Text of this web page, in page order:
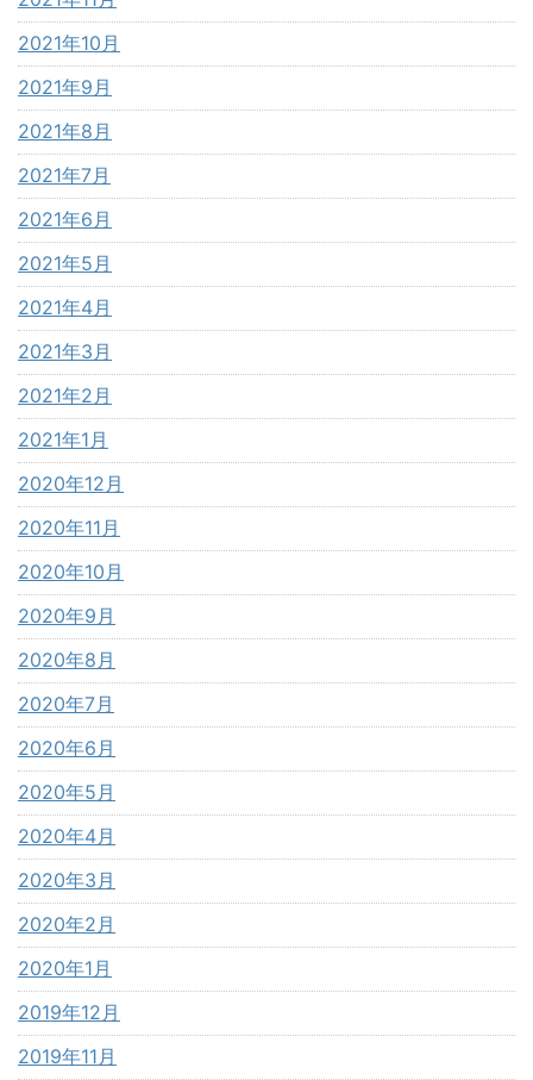
2021年10月
2021年9月
2021年8月
2021年7月
2021年6月
2021年5月
2021年4月
2021年3月
2021年2月
2021年1月
2020年12月
2020年11月
2020年10月
2020年9月
2020年8月
2020年7月
2020年6月
2020年5月
2020年4月
2020年3月
2020年2月
2020年1月
2019年12月
2019年11月